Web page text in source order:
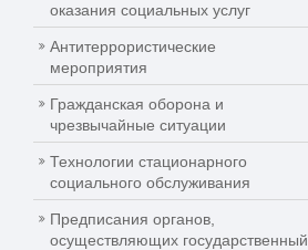
оказания социальных услуг
Антитеррористические
мероприятия
Гражданская оборона и
чрезвычайные ситуации
Технологии стационарного
социального обслуживания
Предписания органов,
осуществляющих государственный